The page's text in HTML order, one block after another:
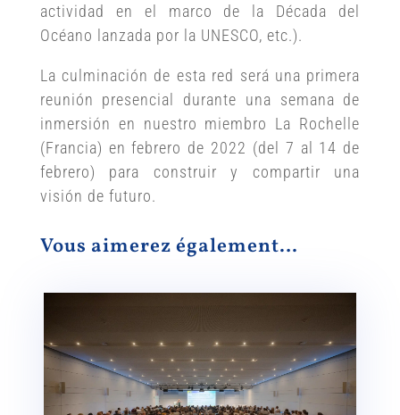
actividad en el marco de la Década del
Océano lanzada por la UNESCO, etc.).
La culminación de esta red será una primera
reunión presencial durante una semana de
inmersión en nuestro miembro La Rochelle
(Francia) en febrero de 2022 (del 7 al 14 de
febrero) para construir y compartir una
visión de futuro.
Vous aimerez également…